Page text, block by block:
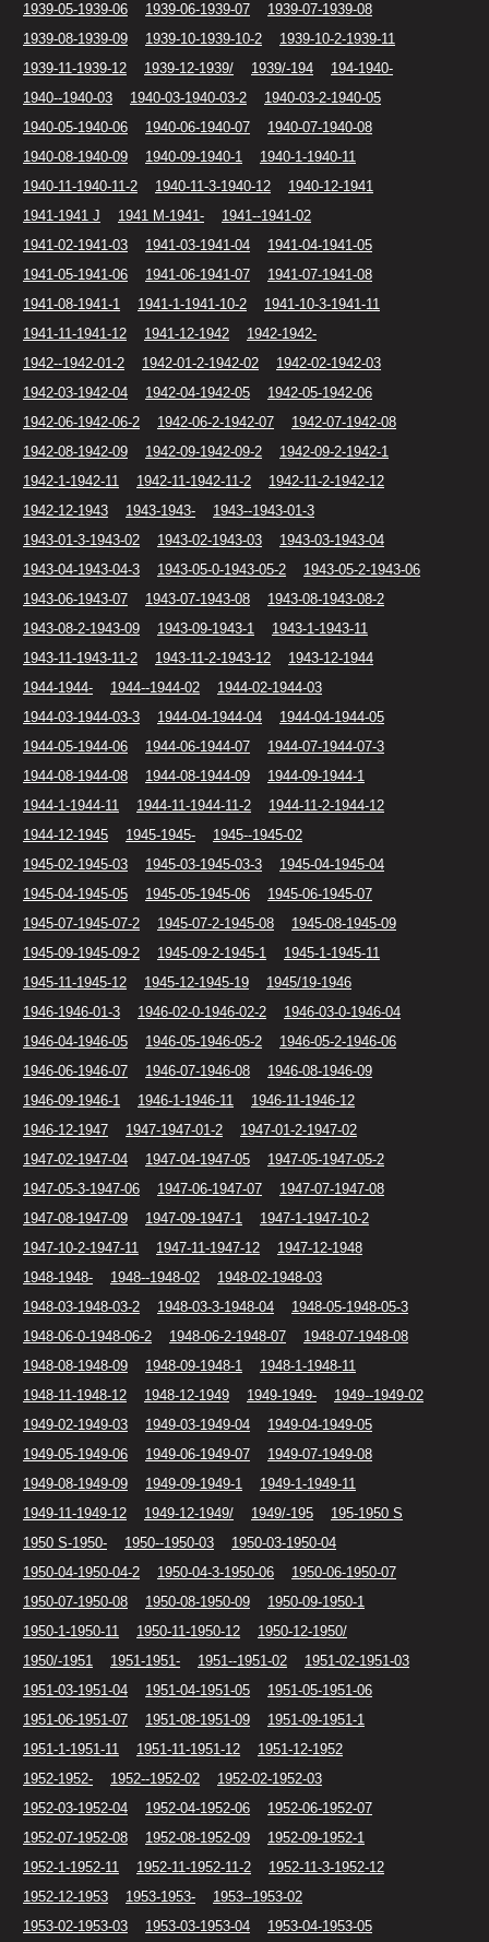
1939-05-1939-06
1939-06-1939-07
1939-07-1939-08
1939-08-1939-09
1939-10-1939-10-2
1939-10-2-1939-11
1939-11-1939-12
1939-12-1939/ 1939/-194
194-1940-
1940--1940-03
1940-03-1940-03-2
1940-03-2-1940-05
1940-05-1940-06
1940-06-1940-07
1940-07-1940-08
1940-08-1940-09
1940-09-1940-1
1940-1-1940-11
1940-11-1940-11-2
1940-11-3-1940-12
1940-12-1941
1941-1941 J
1941 M-1941-
1941--1941-02
1941-02-1941-03
1941-03-1941-04
1941-04-1941-05
1941-05-1941-06
1941-06-1941-07
1941-07-1941-08
1941-08-1941-1
1941-1-1941-10-2
1941-10-3-1941-11
1941-11-1941-12
1941-12-1942
1942-1942-
1942--1942-01-2
1942-01-2-1942-02
1942-02-1942-03
1942-03-1942-04
1942-04-1942-05
1942-05-1942-06
1942-06-1942-06-2
1942-06-2-1942-07
1942-07-1942-08
1942-08-1942-09
1942-09-1942-09-2
1942-09-2-1942-1
1942-1-1942-11
1942-11-1942-11-2
1942-11-2-1942-12
1942-12-1943
1943-1943-
1943--1943-01-3
1943-01-3-1943-02
1943-02-1943-03
1943-03-1943-04
1943-04-1943-04-3
1943-05-0-1943-05-2
1943-05-2-1943-06
1943-06-1943-07
1943-07-1943-08
1943-08-1943-08-2
1943-08-2-1943-09
1943-09-1943-1
1943-1-1943-11
1943-11-1943-11-2
1943-11-2-1943-12
1943-12-1944
1944-1944-
1944--1944-02
1944-02-1944-03
1944-03-1944-03-3
1944-04-1944-04
1944-04-1944-05
1944-05-1944-06
1944-06-1944-07
1944-07-1944-07-3
1944-08-1944-08
1944-08-1944-09
1944-09-1944-1
1944-1-1944-11
1944-11-1944-11-2
1944-11-2-1944-12
1944-12-1945
1945-1945-
1945--1945-02
1945-02-1945-03
1945-03-1945-03-3
1945-04-1945-04
1945-04-1945-05
1945-05-1945-06
1945-06-1945-07
1945-07-1945-07-2
1945-07-2-1945-08
1945-08-1945-09
1945-09-1945-09-2
1945-09-2-1945-1
1945-1-1945-11
1945-11-1945-12
1945-12-1945-19
1945/19-1946
1946-1946-01-3
1946-02-0-1946-02-2
1946-03-0-1946-04
1946-04-1946-05
1946-05-1946-05-2
1946-05-2-1946-06
1946-06-1946-07
1946-07-1946-08
1946-08-1946-09
1946-09-1946-1
1946-1-1946-11
1946-11-1946-12
1946-12-1947
1947-1947-01-2
1947-01-2-1947-02
1947-02-1947-04
1947-04-1947-05
1947-05-1947-05-2
1947-05-3-1947-06
1947-06-1947-07
1947-07-1947-08
1947-08-1947-09
1947-09-1947-1
1947-1-1947-10-2
1947-10-2-1947-11
1947-11-1947-12
1947-12-1948
1948-1948-
1948--1948-02
1948-02-1948-03
1948-03-1948-03-2
1948-03-3-1948-04
1948-05-1948-05-3
1948-06-0-1948-06-2
1948-06-2-1948-07
1948-07-1948-08
1948-08-1948-09
1948-09-1948-1
1948-1-1948-11
1948-11-1948-12
1948-12-1949 1949-1949-
1949--1949-02
1949-02-1949-03
1949-03-1949-04
1949-04-1949-05
1949-05-1949-06
1949-06-1949-07
1949-07-1949-08
1949-08-1949-09
1949-09-1949-1
1949-1-1949-11
1949-11-1949-12
1949-12-1949/ 1949/-195
195-1950 S
1950 S-1950-
1950--1950-03
1950-03-1950-04
1950-04-1950-04-2
1950-04-3-1950-06
1950-06-1950-07
1950-07-1950-08
1950-08-1950-09
1950-09-1950-1
1950-1-1950-11
1950-11-1950-12
1950-12-1950/
1950/-1951
1951-1951- 1951--1951-02
1951-02-1951-03
1951-03-1951-04
1951-04-1951-05
1951-05-1951-06
1951-06-1951-07
1951-08-1951-09
1951-09-1951-1
1951-1-1951-11
1951-11-1951-12
1951-12-1952
1952-1952-
1952--1952-02
1952-02-1952-03
1952-03-1952-04
1952-04-1952-06
1952-06-1952-07
1952-07-1952-08
1952-08-1952-09
1952-09-1952-1
1952-1-1952-11
1952-11-1952-11-2
1952-11-3-1952-12
1952-12-1953
1953-1953-
1953--1953-02
1953-02-1953-03
1953-03-1953-04 1953-04-1953-05